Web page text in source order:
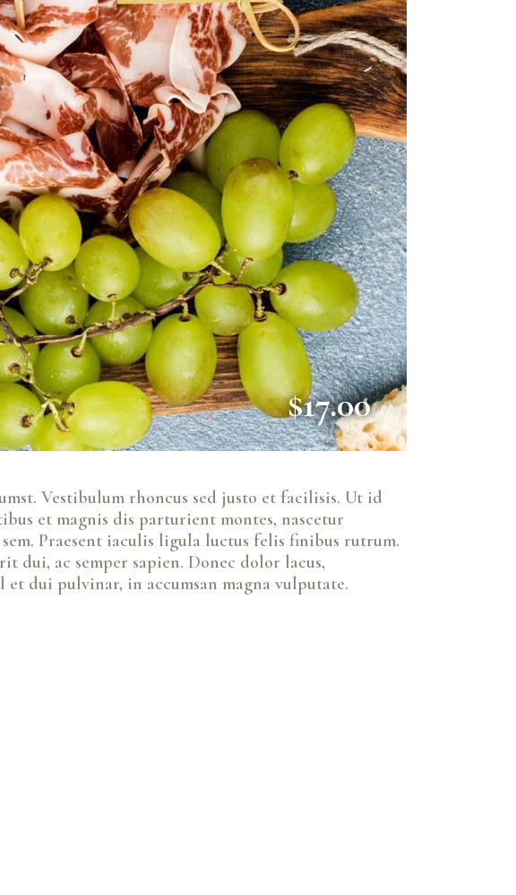
$17.00
Vestibulum rhoncus sed justo et facilisis. Ut id
et magnis dis parturient montes, nascetur
Praesent iaculis ligula luctus felis finibus rutrum.
ac semper sapien. Donec dolor lacus,
dui pulvinar, in accumsan magna vulputate.